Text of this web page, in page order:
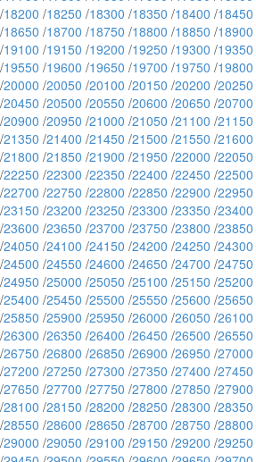
/18200 /18250 /18300 /18350 /18400 /18450
/18650 /18700 /18750 /18800 /18850 /18900
/19100 /19150 /19200 /19250 /19300 /19350
/19550 /19600 /19650 /19700 /19750 /19800
/20000 /20050 /20100 /20150 /20200 /20250
/20450 /20500 /20550 /20600 /20650 /20700
/20900 /20950 /21000 /21050 /21100 /21150
/21350 /21400 /21450 /21500 /21550 /21600
/21800 /21850 /21900 /21950 /22000 /22050
/22250 /22300 /22350 /22400 /22450 /22500
/22700 /22750 /22800 /22850 /22900 /22950
/23150 /23200 /23250 /23300 /23350 /23400
/23600 /23650 /23700 /23750 /23800 /23850
/24050 /24100 /24150 /24200 /24250 /24300
/24500 /24550 /24600 /24650 /24700 /24750
/24950 /25000 /25050 /25100 /25150 /25200
/25400 /25450 /25500 /25550 /25600 /25650
/25850 /25900 /25950 /26000 /26050 /26100
/26300 /26350 /26400 /26450 /26500 /26550
/26750 /26800 /26850 /26900 /26950 /27000
/27200 /27250 /27300 /27350 /27400 /27450
/27650 /27700 /27750 /27800 /27850 /27900
/28100 /28150 /28200 /28250 /28300 /28350
/28550 /28600 /28650 /28700 /28750 /28800
/29000 /29050 /29100 /29150 /29200 /29250